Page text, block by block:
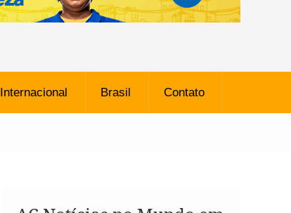
Internacional Brasil Contato